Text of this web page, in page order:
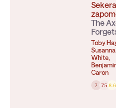
Sekera
The
Toby
Susanna
White,
Caron
7 75 8.6